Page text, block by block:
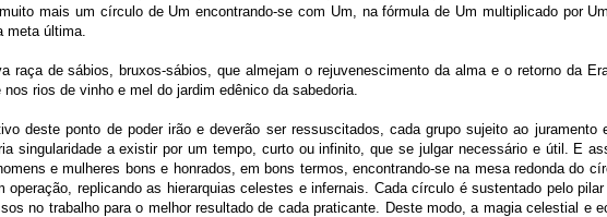
mais um círculo de Um encontrando-se com Um, na fórmula de Um multiplicado por
meta última.
de sábios, bruxos-sábios, que almejam o rejuvenescimento da alma e o retorno da Era
rios de vinho e mel do jardim edênico da sabedoria.
deste ponto de poder irão e deverão ser ressuscitados, cada grupo sujeito ao juramento
singularidade a existir por um tempo, curto ou infinito, que se julgar necessário e útil. E
e mulheres bons e honrados, em bons termos, encontrando-se na mesa redonda do
operação, replicando as hierarquias celestes e infernais. Cada círculo é sustentado pelo
no trabalho para o melhor resultado de cada praticante. Deste modo, a magia celestial e